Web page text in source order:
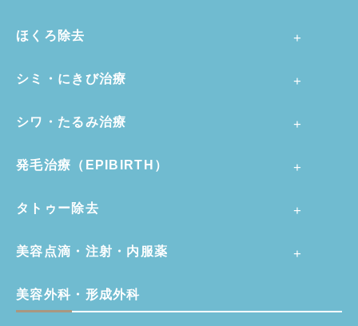
ほくろ除去
シミ・にきび治療
シワ・たるみ治療
発毛治療（EPIBIRTH）
タトゥー除去
美容点滴・注射・内服薬
美容外科・形成外科